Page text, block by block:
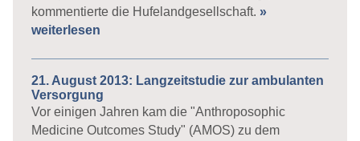
kommentierte die Hufelandgesellschaft. »
weiterlesen
21. August 2013: Langzeitstudie zur ambulanten
Versorgung
Vor einigen Jahren kam die "Anthroposophic
Medicine Outcomes Study" (AMOS) zu dem